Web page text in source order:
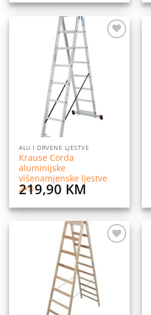
ALU I DRVENE LJESTVE
Krause Corda
aluminijske
višenamjenske ljestve
2×8
219,90 KM